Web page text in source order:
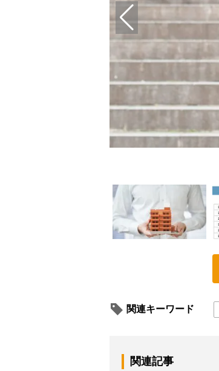
関連キーワード
関連記事